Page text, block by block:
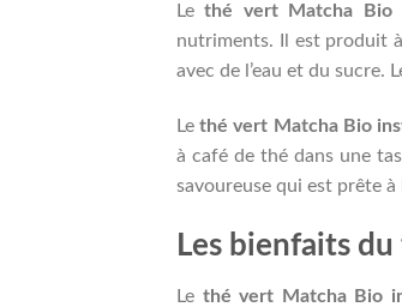
Lethé vert Matcha Bio
nutriments. Il est produit
avec de l’eau et du
Lethé vert Matcha Bio
à café de thé dans une
savoureuse qui est prête
Les bienfaits
Le thé vert Matcha Bio